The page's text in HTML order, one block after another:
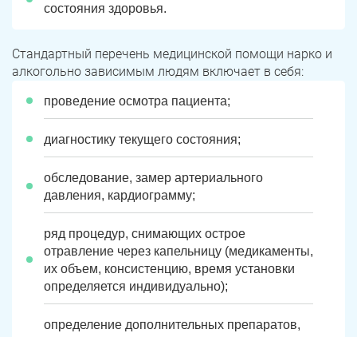
состояния здоровья.
Стандартный перечень медицинской помощи нарко и
алкогольно зависимым людям включает в себя:
проведение осмотра пациента;
диагностику текущего состояния;
обследование, замер артериального
давления, кардиограмму;
ряд процедур, снимающих острое
отравление через капельницу (медикаменты,
их объем, консистенцию, время установки
определяется индивидуально);
определение дополнительных препаратов,